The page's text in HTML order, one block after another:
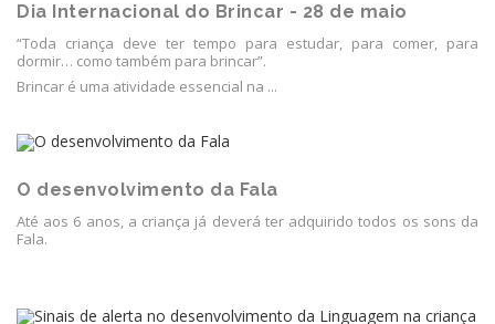
Dia Internacional do Brincar - 28 de maio
“Toda criança deve ter tempo para estudar, para comer, para
dormir… como também para brincar”.
Brincar é uma atividade essencial na ...
O desenvolvimento da Fala
Até aos 6 anos, a criança já deverá ter adquirido todos os sons da
Fala.